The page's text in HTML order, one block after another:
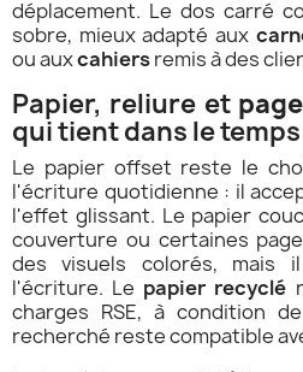
déplacement. Le dos carré
sobre, mieux adapté aux
ou auxcahiersremis à des
Papier, reliure et
qui tient dans le temps
Le papier offset reste le
l'écriture quotidienne : il
l'effet glissant. Le papier
couverture ou certaines
des visuels colorés, mais
l'écriture. Le papier recyclé
charges RSE, à condition
recherché reste compatible